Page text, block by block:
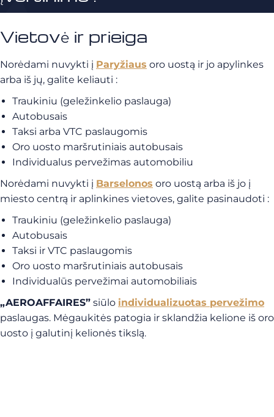
Vietovė ir prieiga
Norėdami nuvykti į Paryžiaus oro uostą ir jo apylinkes
arba iš jų, galite keliauti :
Traukiniu (geležinkelio paslauga)
Autobusais
Taksi arba VTC paslaugomis
Oro uosto maršrutiniais autobusais
Individualus pervežimas automobiliu
Norėdami nuvykti į Barselonos oro uostą arba iš jo į
miesto centrą ir aplinkines vietoves, galite pasinaudoti :
Traukiniu (geležinkelio paslauga)
Autobusais
Taksi ir VTC paslaugomis
Oro uosto maršrutiniais autobusais
Individualūs pervežimai automobiliais
„AEROAFFAIRES” siūlo individualizuotas pervežimo
paslaugas. Mėgaukitės patogia ir sklandžia kelione iš oro
uosto į galutinį kelionės tikslą.